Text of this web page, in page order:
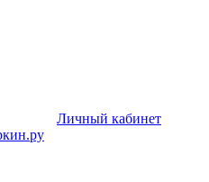
Личный кабинет